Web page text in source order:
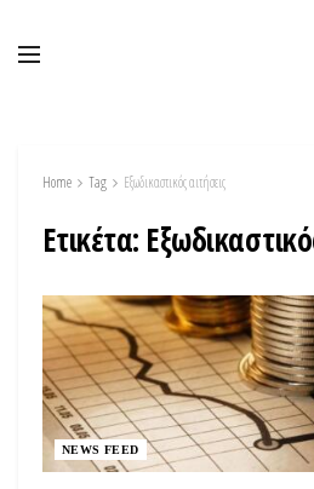
Home Tag Εξωδικαστικός αιτήσεις
Ετικέτα:
NEWS FEED